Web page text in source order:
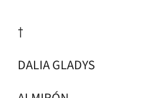
†
DALIA GLADYS